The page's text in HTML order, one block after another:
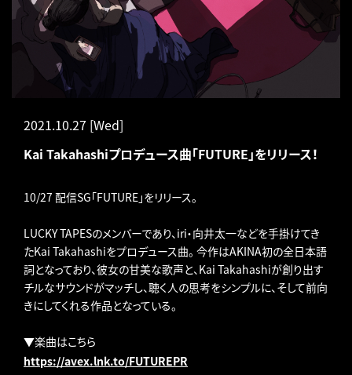
2021.10.27 [Wed]
Kai Takahashiプロデュース曲「FUTURE」をリリース！
10/27 配信SG「FUTURE」をリリース。
LUCKY TAPESのメンバーであり、iri・向井太一などを手掛けてき
たKai Takahashiをプロデュース曲。 今作はAKINA初の全日本語
詞となっており、彼女の甘美な歌声と、Kai Takahashiが創り出す
チルなサウンドがマッチし、聴く人の思考をシンプルに、そして前向
きにしてくれる作品となっている。
▼楽曲はこちら
https://avex.lnk.to/FUTUREPR